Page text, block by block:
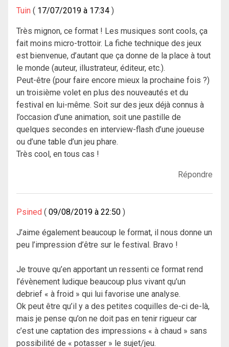
Tuin 17/07/2019 à 17:34
Très mignon, ce format ! Les musiques sont cools, ça
fait moins micro-trottoir. La fiche technique des jeux
est bienvenue, d’autant que ça donne de la place à tout
le monde (auteur, illustrateur, éditeur, etc.).
Peut-être (pour faire encore mieux la prochaine fois ?)
un troisième volet en plus des nouveautés et du
festival en lui-même. Soit sur des jeux déjà connus à
l’occasion d’une animation, soit une pastille de
quelques secondes en interview-flash d’une joueuse
ou d’une table d’un jeu phare.
Très cool, en tous cas !
Répondre
Psined 09/08/2019 à 22:50
J’aime également beaucoup le format, il nous donne un
peu l’impression d’être sur le festival. Bravo !
Je trouve qu’en apportant un ressenti ce format rend
l’évènement ludique beaucoup plus vivant qu’un
debrief « à froid » qui lui favorise une analyse.
Ok peut être qu’il y a des petites coquilles de-ci de-là,
mais je pense qu’on ne doit pas en tenir rigueur car
c’est une captation des impressions « à chaud » sans
possibilité de « potasser » le sujet/jeu.